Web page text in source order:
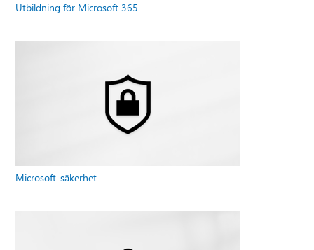
Utbildning för Microsoft 365
Microsoft-säkerhet